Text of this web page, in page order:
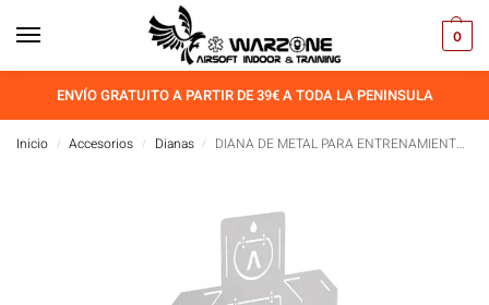
0
ENVÍO GRATUITO A PARTIR DE 39€ A TODA LA PENINSULA
Inicio / Accesorios / Dianas / DIANA DE METAL PARA ENTRENAMIENTO DE TIRO WOSPORT